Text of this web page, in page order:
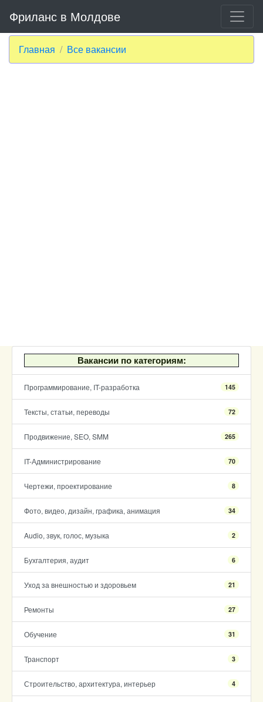
Фриланс в Молдове
Главная Все вакансии
Вакансии по категориям:
Программирование, IT-разработка 145
Тексты, статьи, переводы 72
Продвижение, SEO, SMM 265
IT-Администрирование 70
Чертежи, проектирование 8
Фото, видео, дизайн, графика, анимация 34
Audio, звук, голос, музыка 2
Бухгалтерия, аудит 6
Уход за внешностью и здоровьем 21
Ремонты 27
Обучение 31
Транспорт 3
Строительство, архитектура, интерьер 4